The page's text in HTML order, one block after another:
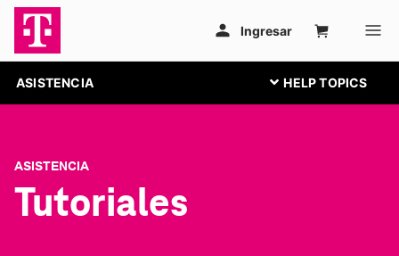
ASISTENCIA
ASISTENCIA
Tutoriales